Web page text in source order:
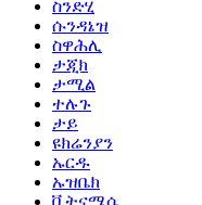
ስንድሂ
ሱንዳኔዝ
ስዋሕሊ
ታጂክ
ታሚል
ተሉጉ
ታይ
ዩክሬንያን
ኡርዱ
ኡዝቤክ
ቪትናሜሴ